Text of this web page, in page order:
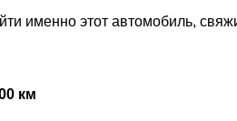
именно этот автомобиль,
км